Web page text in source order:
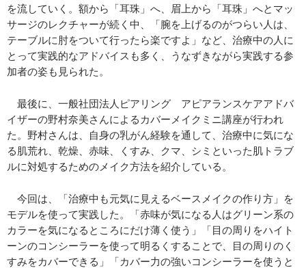
を流していく。額から「耳珠」へ、眉上から「耳珠」へとマッ
サージのレクチャーが続く中、「腕を上げるのがつらい人は、
テーブルに肘をついて行ったら楽ですよ」など、治療中の人に
とって実践的なアドバイスも多く、うなずきながら実践する参
加者の姿も見られた。
最後に、一般社団法人ピアリング アピアランスケアアドバ
イザーの野村奈美さんによるカバーメイクミニ講座が行われ
た。野村さんは、自身の乳がん経験を通して、治療中に気にな
る肌荒れ、乾燥、赤味、くすみ、クマ、シミといった肌トラブ
ルに対処するためのメイク方法を紹介している。
今回は、「治療中も元気に見えるベースメイクの作り方」を
モデルを使って実践した。「赤味が気になる人はグリーン系の
カラーを気になるところにだけ薄く使う」「目の周りをハイト
ーンのコンシーラーを使って明るくすることで、目の周りのく
すみをカバーできる」「カバー力の強いコンシーラーを使うと